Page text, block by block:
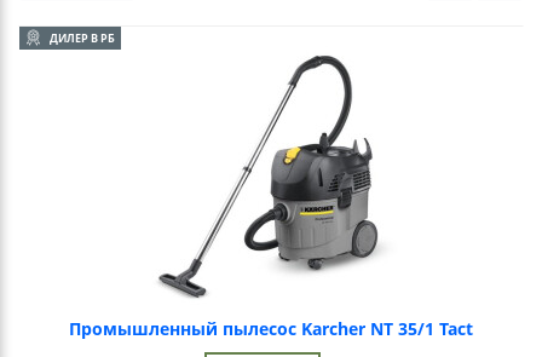
ДИЛЕР В РБ
Промышленный пылесос Karcher NT 35/1 Tact